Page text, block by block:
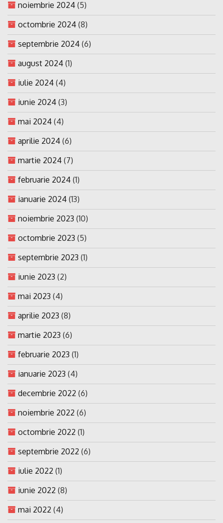
noiembrie 2024 (5)
octombrie 2024 (8)
septembrie 2024 (6)
august 2024 (1)
iulie 2024 (4)
iunie 2024 (3)
mai 2024 (4)
aprilie 2024 (6)
martie 2024 (7)
februarie 2024 (1)
ianuarie 2024 (13)
noiembrie 2023 (10)
octombrie 2023 (5)
septembrie 2023 (1)
iunie 2023 (2)
mai 2023 (4)
aprilie 2023 (8)
martie 2023 (6)
februarie 2023 (1)
ianuarie 2023 (4)
decembrie 2022 (6)
noiembrie 2022 (6)
octombrie 2022 (1)
septembrie 2022 (6)
iulie 2022 (1)
iunie 2022 (8)
mai 2022 (4)